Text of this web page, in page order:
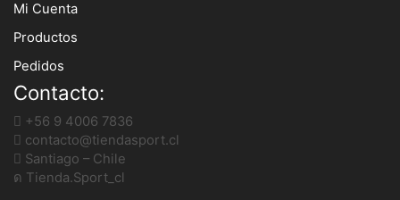
Mi Cuenta
Productos
Pedidos
Contacto:
+56 9 4006 7836
contacto@tiendasport.cl
Santiago – Chile
Tienda.Sport_cl